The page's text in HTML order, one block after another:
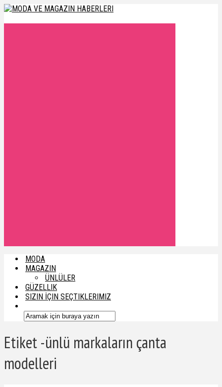
MODA
MAGAZIN
ÜNLÜLER
GÜZELLIK
SIZIN İÇIN SEÇTIKLERIMIZ
Etiket -ünlü markaların çanta
modelleri